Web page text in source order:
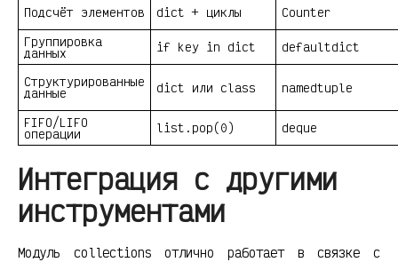
Подсчёт элементов dict + циклы
Counter
Группировка
данных if key in dict defaultdict
Структурированные
данные dict или class namedtuple
FIFO/LIFO
операции list.pop(0) deque
Интеграция с другими
инструментами
Модуль collections отлично работает в связке с